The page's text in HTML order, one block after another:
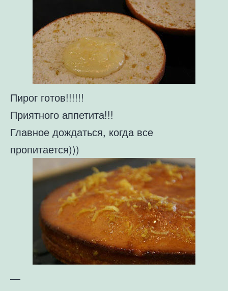
Пирог готов!!!!!!
Приятного аппетита!!!
Главное дождаться, когда все
пропитается)))
—